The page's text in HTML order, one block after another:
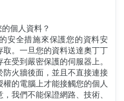
個人資料？
安全措施來保護您的資料安
取。一旦您的資料送達奧丁丁
受到嚴密保護的伺服器上。
防火牆後面，並且不直接連接
的電腦上才能接觸您的個人
我們不能保證網路、技術、